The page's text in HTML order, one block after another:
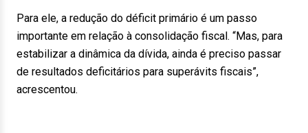
Para ele, a redução do déficit primário é um passo
importante em relação à consolidação fiscal. “Mas, para
estabilizar a dinâmica da dívida, ainda é preciso passar
de resultados deficitários para superávits fiscais”,
acrescentou.